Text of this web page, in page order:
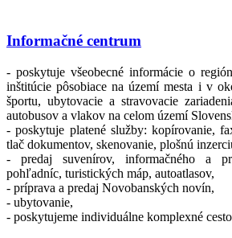
Informačné centrum
- poskytuje všeobecné informácie o
inštitúcie pôsobiace na území mesta i v
športu, ubytovacie a stravovacie
autobusov a vlakov na celom území
- poskytuje platené služby: kopírovanie,
tlač dokumentov, skenovanie, plošnú
- predaj suvenírov, informačného a
pohľadníc, turistických máp, autoatlasov,
- príprava a predaj Novobanských novín,
- ubytovanie,
- poskytujeme individuálne komplexné